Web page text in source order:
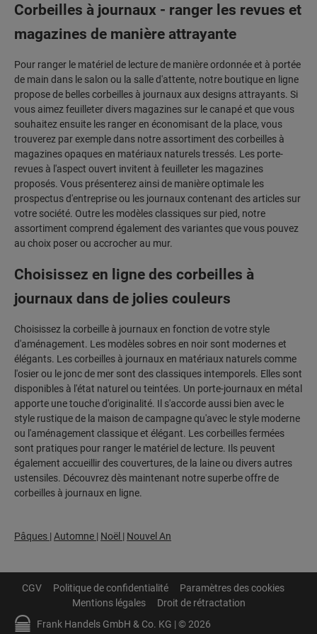
Corbeilles à journaux - ranger les revues et
magazines de manière attrayante
Pour ranger le matériel de lecture de manière ordonnée et à portée
de main dans le salon ou la salle d'attente, notre boutique en ligne
propose de belles corbeilles à journaux aux designs attrayants. Si
vous aimez feuilleter divers magazines sur le canapé et que vous
souhaitez ensuite les ranger en économisant de la place, vous
trouverez par exemple dans notre assortiment des corbeilles à
magazines opaques en matériaux naturels tressés. Les porte-
revues à l'aspect ouvert invitent à feuilleter les magazines
proposés. Vous présenterez ainsi de manière optimale les
prospectus d'entreprise ou les journaux contenant des articles sur
votre société. Outre les modèles classiques sur pied, notre
assortiment comprend également des variantes que vous pouvez
au choix poser ou accrocher au mur.
Choisissez en ligne des corbeilles à
journaux dans de jolies couleurs
Choisissez la corbeille à journaux en fonction de votre style
d'aménagement. Les modèles sobres en noir sont modernes et
élégants. Les corbeilles à journaux en matériaux naturels comme
l'osier ou le jonc de mer sont des classiques intemporels. Elles sont
disponibles à l'état naturel ou teintées. Un porte-journaux en métal
apporte une touche d'originalité. Il s'accorde aussi bien avec le
style rustique de la maison de campagne qu'avec le style moderne
ou l'aménagement classique et élégant. Les corbeilles fermées
sont pratiques pour ranger le matériel de lecture. Ils peuvent
également accueillir des couvertures, de la laine ou divers autres
ustensiles. Découvrez dès maintenant notre superbe offre de
corbeilles à journaux en ligne.
Pâques | Automne | Noël | Nouvel An
Frank Handels GmbH & Co. KG | © 2026
CGV Politique de confidentialité
Paramètres des cookies
Mentions légales
Droit de rétractation